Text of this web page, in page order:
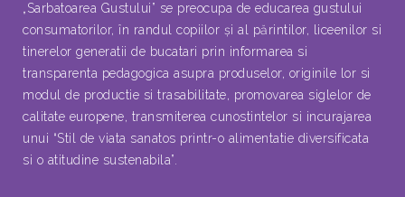
„Sarbatoarea Gustului” se preocupa de educarea gustului
consumatorilor, în randul copiilor şi al părintilor, liceenilor si
tinerelor generatii de bucatari prin informarea si
transparenta pedagogica asupra produselor, originile lor si
modul de productie si trasabilitate, promovarea siglelor de
calitate europene, transmiterea cunostintelor si incurajarea
unui “Stil de viata sanatos printr-o alimentatie diversificata
si o atitudine sustenabila”.